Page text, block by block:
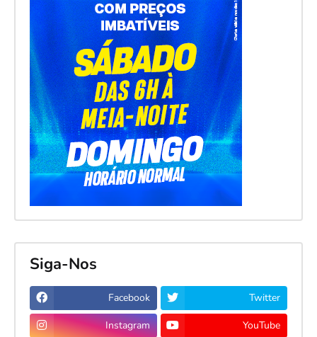
Siga-Nos
Facebook Twitter
Instagram YouTube